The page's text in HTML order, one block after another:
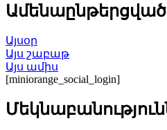
Այսօր
Այս շաբաթ
Այս ամիս
[miniorange_social_login]